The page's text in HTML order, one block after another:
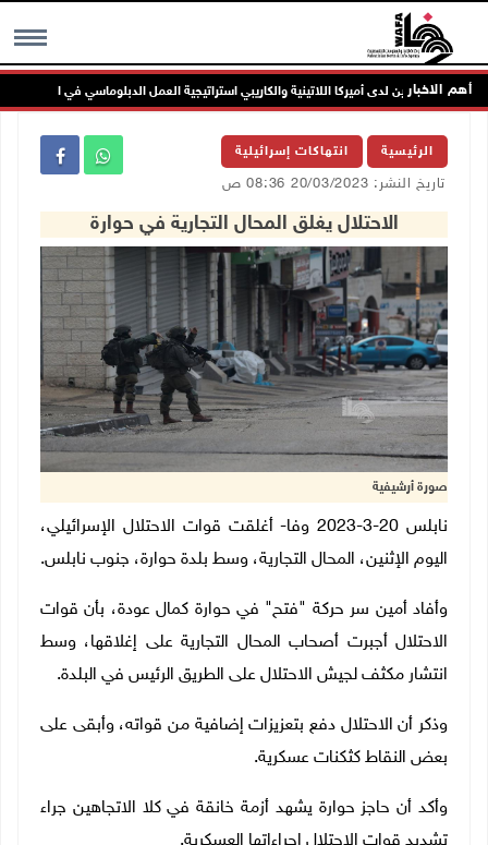
MENU أهم الاخبار
فلسطين لدى أميركا اللاتينية والكاريبي استراتيجية العمل الدبلوماسي في القارة
الرئيسية انتهاكات إسرائيلية
تاريخ النشر: 20/03/2023 08:36 ص
الاحتلال يغلق المحال التجارية في حوارة
صورة أرشيفية
نابلس 20-3-2023 وفا- أغلقت قوات الاحتلال الإسرائيلي،
اليوم الإثنين، المحال التجارية، وسط بلدة حوارة، جنوب نابلس.
وأفاد أمين سر حركة "فتح" في حوارة كمال عودة، بأن قوات
الاحتلال أجبرت أصحاب المحال التجارية على إغلاقها، وسط
انتشار مكثف لجيش الاحتلال على الطريق الرئيس في البلدة.
وذكر أن الاحتلال دفع بتعزيزات إضافية من قواته، وأبقى على
بعض النقاط كثكنات عسكرية.
وأكد أن حاجز حوارة يشهد أزمة خانقة في كلا الاتجاهين جراء